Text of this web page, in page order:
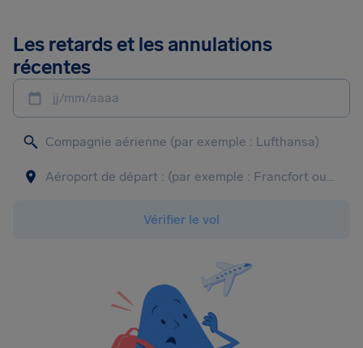
Les retards et les annulations
récentes
jj/mm/aaaa
Vérifier le vol